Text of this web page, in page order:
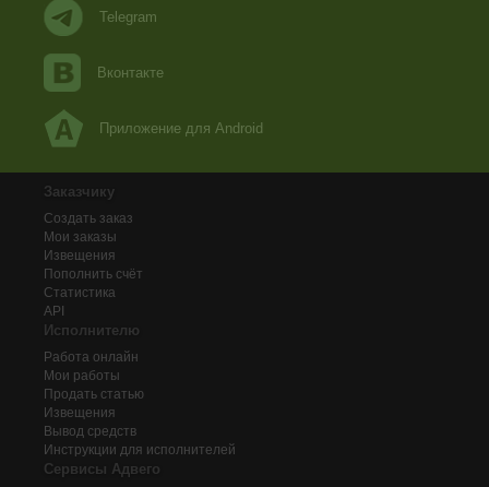
Telegram
Вконтакте
Приложение для Android
Заказчику
Создать заказ
Мои заказы
Извещения
Пополнить счёт
Статистика
API
Исполнителю
Работа онлайн
Мои работы
Продать статью
Извещения
Вывод средств
Инструкции для исполнителей
Сервисы Адвего